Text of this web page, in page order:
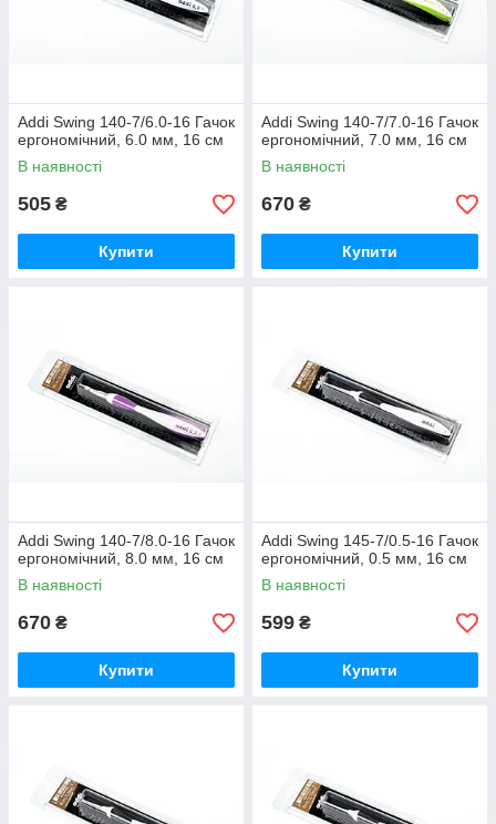
Addi Swing 140-7/6.0-16 Гачок
ергономічний, 6.0 мм, 16 см
В наявності
505 ₴
Купити
Addi Swing 140-7/7.0-16 Гачок
ергономічний, 7.0 мм, 16 см
В наявності
670 ₴
Купити
Addi Swing 140-7/8.0-16 Гачок
ергономічний, 8.0 мм, 16 см
В наявності
670 ₴
Купити
Addi Swing 145-7/0.5-16 Гачок
ергономічний, 0.5 мм, 16 см
В наявності
599 ₴
Купити